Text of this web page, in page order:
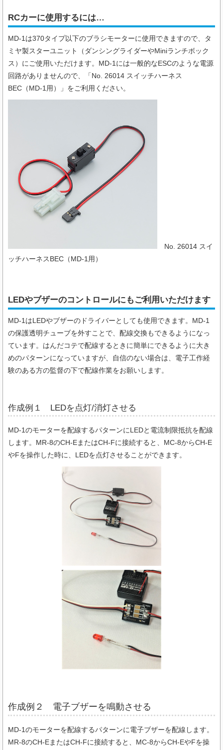
RCカーに使用するには…
MD-1は370タイプ以下のブラシモーターに使用できますので、タ
ミヤ製スターユニット（ダンシングライダーやMiniランチボック
ス）にご使用いただけます。MD-1には一般的なESCのような電源
回路がありませんので、「No. 26014 スイッチハーネス
BEC（MD-1用）」をご利用ください。
No. 26014 スイ
ッチハーネスBEC（MD-1用）
LEDやブザーのコントロールにもご利用いただけます
MD-1はLEDやブザーのドライバーとしても使用できます。MD-1
の保護透明チューブを外すことで、配線交換もできるようになっ
ています。はんだコテで配線するときに簡単にできるように大き
めのパターンになっていますが、自信のない場合は、電子工作経
験のある方の監督の下で配線作業をお願いします。
作成例１ LEDを点灯/消灯させる
MD-1のモーターを配線するパターンにLEDと電流制限抵抗を配線
します。MR-8のCH-EまたはCH-Fに接続すると、MC-8からCH-E
やFを操作した時に、LEDを点灯させることができます。
作成例２ 電子ブザーを鳴動させる
MD-1のモーターを配線するパターンに電子ブザーを配線します。
MR-8のCH-EまたはCH-Fに接続すると、MC-8からCH-EやFを操